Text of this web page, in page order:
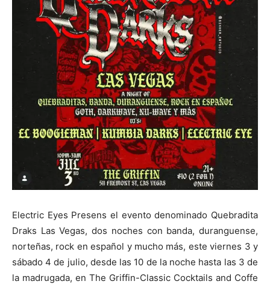
Electric Eyes Presens el evento denominado Quebradita
Draks Las Vegas, dos noches con banda, duranguense,
norteñas, rock en español y mucho más, este viernes 3 y
sábado 4 de julio, desde las 10 de la noche hasta las 3 de
la madrugada, en The Griffin-Classic Cocktails and Coffe